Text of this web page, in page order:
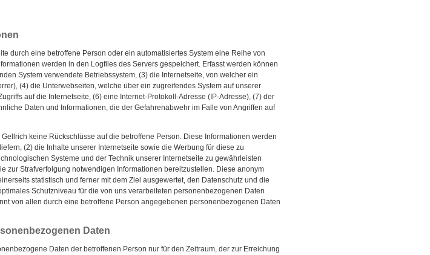
durch eine betroffene Person oder ein automatisiertes System eine Reihe von
werden in den Logfiles des Servers gespeichert. Erfasst werden können
System verwendete Betriebssystem, (3) die Internetseite, von welcher ein
(4) die Unterwebseiten, welche über ein zugreifendes System auf unserer
auf die Internetseite, (6) eine Internet-Protokoll-Adresse (IP-Adresse), (7) der
Daten und Informationen, die der Gefahrenabwehr im Falle von Angriffen auf
keine Rückschlüsse auf die betroffene Person. Diese Informationen werden
(2) die Inhalte unserer Internetseite sowie die Werbung für diese zu
Systeme und der Technik unserer Internetseite zu gewährleisten
zur Strafverfolgung notwendigen Informationen bereitzustellen. Diese anonym
statistisch und ferner mit dem Ziel ausgewertet, den Datenschutz und die
Schutzniveau für die von uns verarbeiteten personenbezogenen Daten
von allen durch eine betroffene Person angegebenen personenbezogenen Daten
Daten
Daten der betroffenen Person nur für den Zeitraum, der zur Erreichung